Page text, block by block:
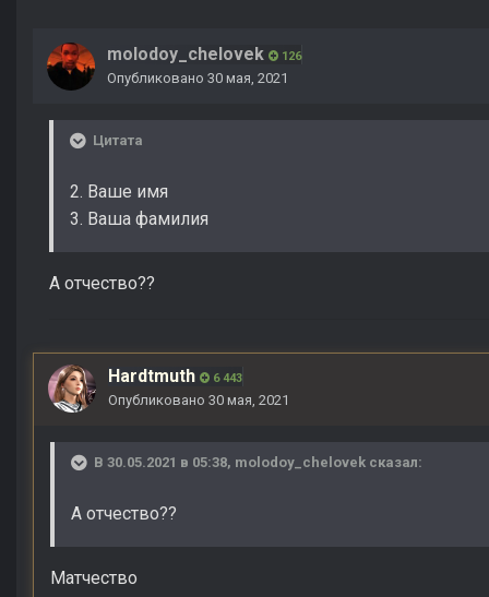
molodoy_chelovek 126
Опубликовано 30 мая, 2021
Цитата
2. Ваше имя
3. Ваша фамилия
А отчество??
Hardtmuth 6 443
Опубликовано 30 мая, 2021
В 30.05.2021 в 05:38, molodoy_chelovek сказал:
А отчество??
Матчество